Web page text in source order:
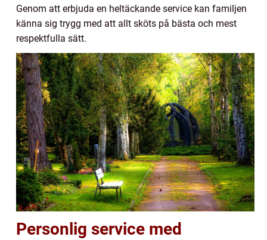
Genom att erbjuda en heltäckande service kan familjen
känna sig trygg med att allt sköts på bästa och mest
respektfulla sätt.
Personlig service med